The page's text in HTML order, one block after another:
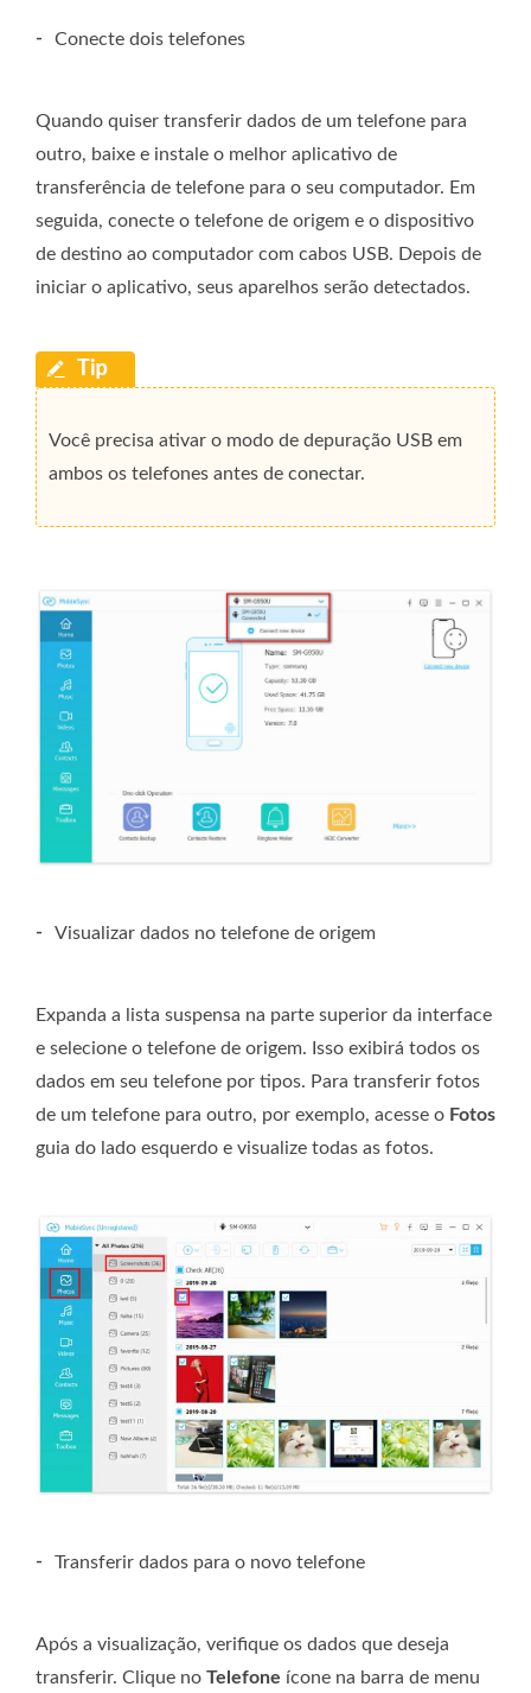
- Conecte dois telefones
Quando quiser transferir dados de um telefone para
outro, baixe e instale o melhor aplicativo de
transferência de telefone para o seu computador. Em
seguida, conecte o telefone de origem e o dispositivo
de destino ao computador com cabos USB. Depois de
iniciar o aplicativo, seus aparelhos serão detectados.
Você precisa ativar o modo de depuração USB em
ambos os telefones antes de conectar.
- Visualizar dados no telefone de origem
Expanda a lista suspensa na parte superior da interface
e selecione o telefone de origem. Isso exibirá todos os
dados em seu telefone por tipos. Para transferir fotos
de um telefone para outro, por exemplo, acesse o Fotos
guia do lado esquerdo e visualize todas as fotos.
- Transferir dados para o novo telefone
Após a visualização, verifique os dados que deseja
transferir. Clique no Telefone ícone na barra de menu